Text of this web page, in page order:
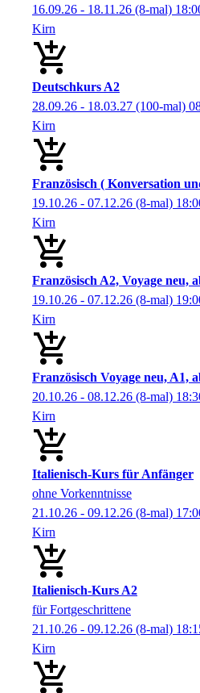
16.09.26 - 18.11.26 (8-mal)
Kirn
Deutschkurs A2
28.09.26 - 18.03.27 (100-mal)
Kirn
Französisch ( Konversation
19.10.26 - 07.12.26 (8-mal)
Kirn
Französisch A2, Voyage neu,
19.10.26 - 07.12.26 (8-mal)
Kirn
Französisch Voyage neu, A1,
20.10.26 - 08.12.26 (8-mal)
Kirn
Italienisch-Kurs für Anfänger
ohne Vorkenntnisse
21.10.26 - 09.12.26 (8-mal)
Kirn
Italienisch-Kurs A2
für Fortgeschrittene
21.10.26 - 09.12.26 (8-mal)
Kirn